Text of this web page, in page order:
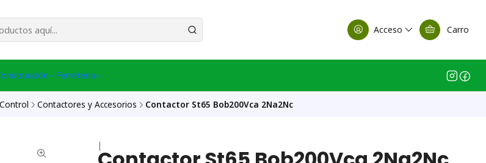
Acceso Carro
Ferreteria
Contactores y Accesorios Contactor St65 Bob200Vca 2Na2Nc
|